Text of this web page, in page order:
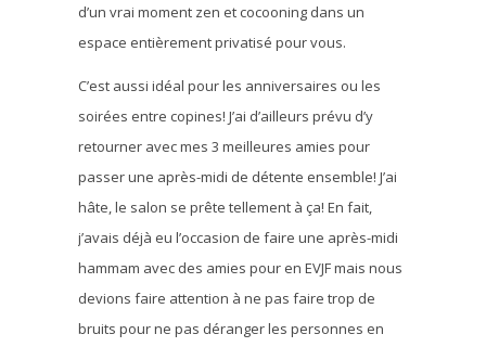
d’un vrai moment zen et cocooning dans un
espace entièrement privatisé pour vous.
C’est aussi idéal pour les anniversaires ou les
soirées entre copines! J’ai d’ailleurs prévu d’y
retourner avec mes 3 meilleures amies pour
passer une après-midi de détente ensemble! J’ai
hâte, le salon se prête tellement à ça! En fait,
j’avais déjà eu l’occasion de faire une après-midi
hammam avec des amies pour en EVJF mais nous
devions faire attention à ne pas faire trop de
bruits pour ne pas déranger les personnes en